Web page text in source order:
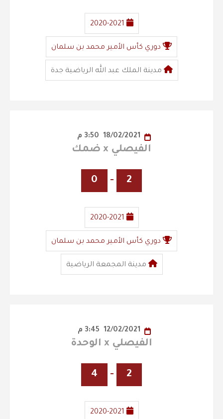
2020-2021
دوري كأس الأمير محمد بن سلمان
مدينة الملك عبد الله الرياضية جدة
الفيصلي x ضمك
2
-
0
2020-2021
دوري كأس الأمير محمد بن سلمان
مدينة المجمعة الرياضية
الفيصلي x الوحدة
2
-
4
2020-2021